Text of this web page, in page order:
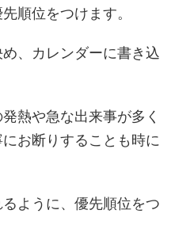
順位をつけます。
、カレンダーに書き込
熱や急な出来事が多く
お断りすることも時に
ように、優先順位をつ